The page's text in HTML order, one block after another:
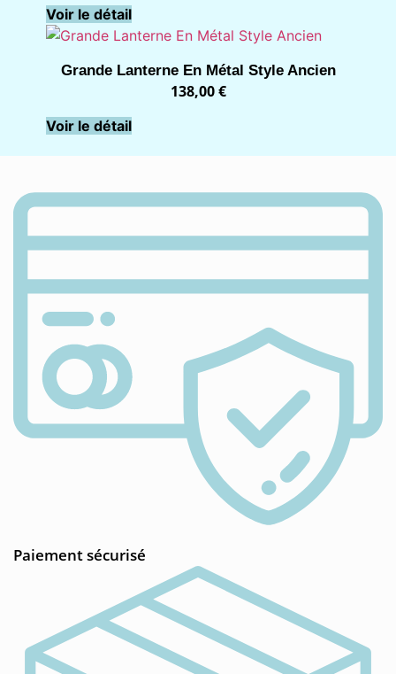
Voir le détail
Grande Lanterne En Métal Style Ancien
138,00€
Voir le détail
Paiement sécurisé